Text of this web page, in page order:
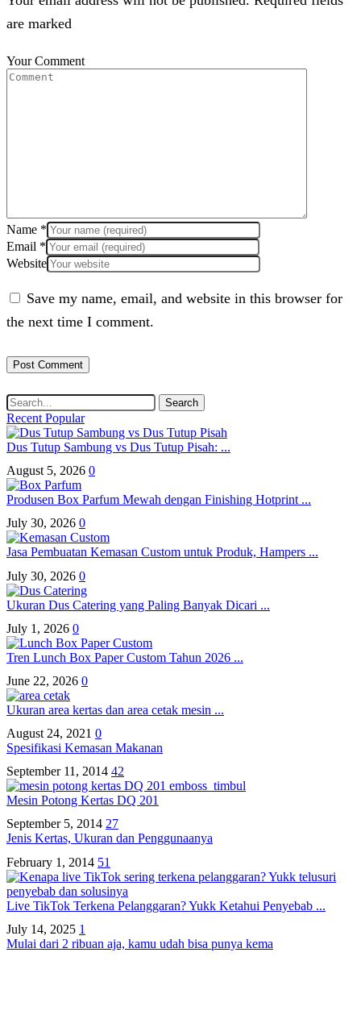
are marked
Your Comment
Name *
Email *
Website
Save my name, email, and website in this browser for
the next time I comment.
Search
Recent Popular
Dus Tutup Sambung vs Dus Tutup Pisah: ...
August 5, 2026 0
Produsen Box Parfum Mewah dengan Finishing Hotprint ...
July 30, 2026 0
Jasa Pembuatan Kemasan Custom untuk Produk, Hampers ...
July 30, 2026 0
Ukuran Dus Catering yang Paling Banyak Dicari ...
July 1, 2026 0
Tren Lunch Box Paper Custom Tahun 2026 ...
June 22, 2026 0
Ukuran area kertas dan area cetak mesin ...
August 24, 2021 0
Spesifikasi Kemasan Makanan
September 11, 2014 42
Mesin Potong Kertas DQ 201
September 5, 2014 27
Jenis Kertas, Ukuran dan Penggunaanya
February 1, 2014 51
Live TikTok Terkena Pelanggaran? Yukk Ketahui Penyebab ...
July 14, 2025 1
Mulai dari 2 ribuan aja, kamu udah bisa punya kema